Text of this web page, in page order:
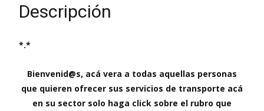
Descripción
*.*
Bienvenid@s, acá vera a todas aquellas personas
que quieren ofrecer sus servicios de transporte acá
en su sector solo haga click sobre el rubro que